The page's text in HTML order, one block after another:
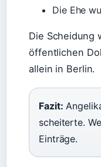
Die Ehe
Die Scheidung
öffentlichen
allein in Berlin.
Fazit:
scheiterte.
Einträge.